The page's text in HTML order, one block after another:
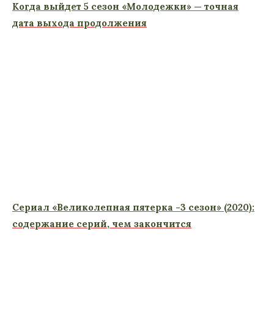
Когда выйдет 5 сезон «Молодежки» — точная
дата выхода продолжения
Сериал «Великолепная пятерка -3 сезон» (2020):
содержание серий, чем закончится